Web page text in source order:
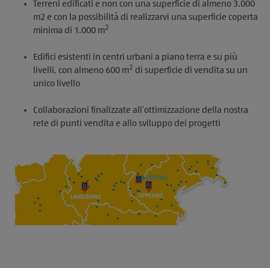
Terreni edificati e non con una superficie di almeno 3.000
m2 e con la possibilità di realizzarvi una superficie coperta
minima di 1.000 m2
Edifici esistenti in centri urbani a piano terra e su più
livelli, con almeno 600 m2 di superficie di vendita su un
unico livello
Collaborazioni finalizzate all’ottimizzazione della nostra
rete di punti vendita e allo sviluppo dei progetti